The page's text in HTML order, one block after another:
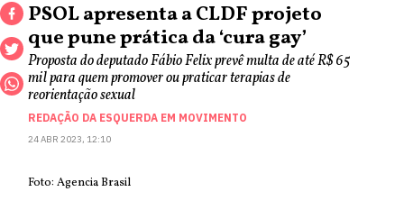
PSOL apresenta a CLDF projeto
que pune prática da ‘cura gay’
Proposta do deputado Fábio Felix prevê multa de até R$ 65
mil para quem promover ou praticar terapias de
reorientação sexual
REDAÇÃO DA ESQUERDA EM MOVIMENTO
24 ABR 2023, 12:10
Foto: Agencia Brasil